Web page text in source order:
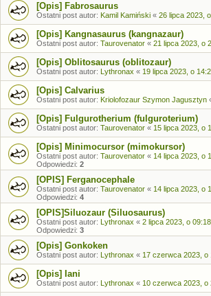
[Opis] Fabrosaurus
Ostatni post autor: Kamil Kamiński « 26 lipca 2023,
[Opis] Kangnasaurus (kangnazaur)
Ostatni post autor: Taurovenator « 21 lipca 2023, o
[Opis] Oblitosaurus (oblitozaur)
Ostatni post autor: Lythronax « 19 lipca 2023, o
[Opis] Calvarius
Ostatni post autor: Kriolofozaur Szymon Jagusztyn
[Opis] Fulgurotherium (fulguroterium)
Ostatni post autor: Taurovenator « 15 lipca 2023, o
[Opis] Minimocursor (mimokursor)
Ostatni post autor: Taurovenator « 14 lipca 2023, o
Odpowiedzi: 2
[OPIS] Ferganocephale
Ostatni post autor: Taurovenator « 14 lipca 2023, o
Odpowiedzi: 4
[OPIS]Siluozaur (Siluosaurus)
Ostatni post autor: Lythronax « 2 lipca 2023, o 09:18
Odpowiedzi: 3
[Opis] Gonkoken
Ostatni post autor: Lythronax « 17 czerwca 2023, o
[Opis] Iani
Ostatni post autor: Lythronax « 10 czerwca 2023, o